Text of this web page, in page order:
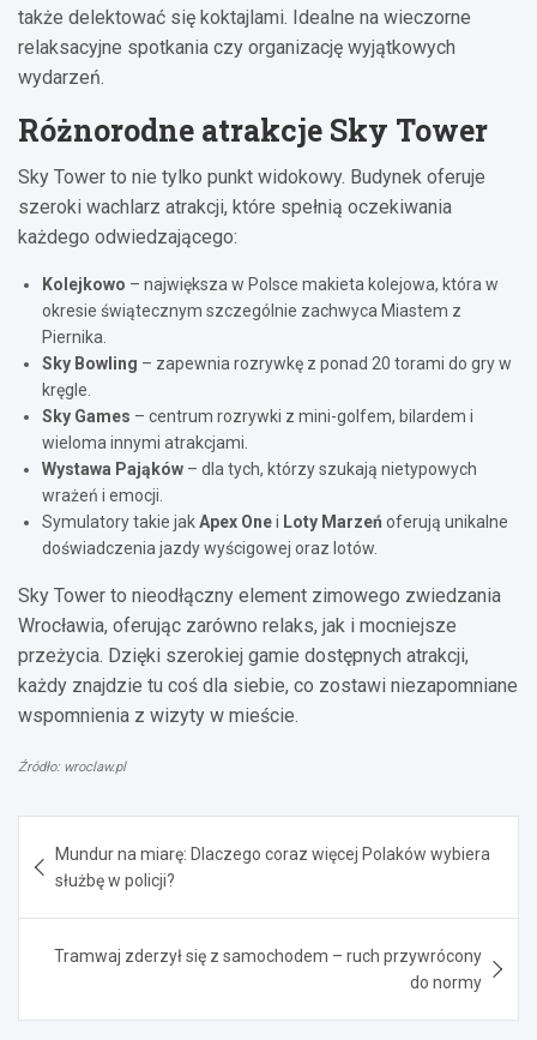
także delektować się koktajlami. Idealne na wieczorne
relaksacyjne spotkania czy organizację wyjątkowych
wydarzeń.
Różnorodne atrakcje Sky Tower
Sky Tower to nie tylko punkt widokowy. Budynek oferuje
szeroki wachlarz atrakcji, które spełnią oczekiwania
każdego odwiedzającego:
Kolejkowo – największa w Polsce makieta kolejowa, która w
okresie świątecznym szczególnie zachwyca Miastem z
Piernika.
Sky Bowling – zapewnia rozrywkę z ponad 20 torami do gry w
kręgle.
Sky Games – centrum rozrywki z mini-golfem, bilardem i
wieloma innymi atrakcjami.
Wystawa Pająków – dla tych, którzy szukają nietypowych
wrażeń i emocji.
Symulatory takie jakApex Onei Loty Marzeń oferują unikalne
doświadczenia jazdy wyścigowej oraz lotów.
Sky Tower to nieodłączny element zimowego zwiedzania
Wrocławia, oferując zarówno relaks, jak i mocniejsze
przeżycia. Dzięki szerokiej gamie dostępnych atrakcji,
każdy znajdzie tu coś dla siebie, co zostawi niezapomniane
wspomnienia z wizyty w mieście.
Źródło: wroclaw.pl
wpisu
Mundur na miarę: Dlaczego coraz więcej Polaków wybiera
służbę w policji?
Tramwaj zderzył się z samochodem – ruch przywrócony
do normy